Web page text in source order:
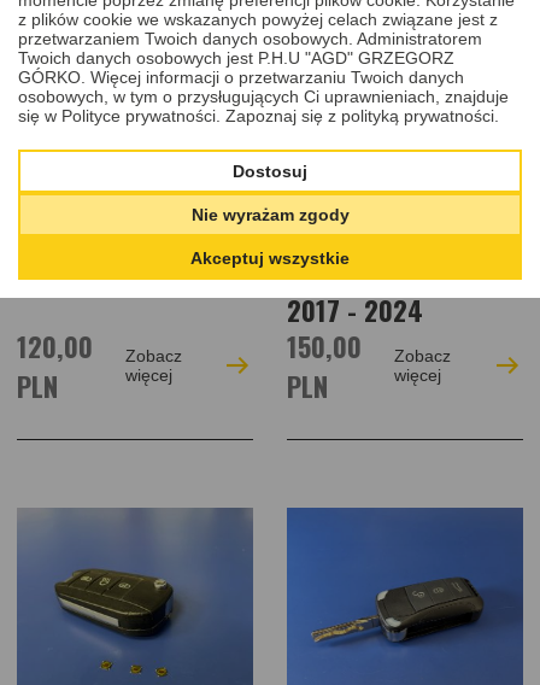
NAPRAWA
ELEKTRONIKI KLUCZA
AUT OPEL ASTRA,
VECTRA, OMEGA 1998
- 2009
120,00
PLN
Zobacz
więcej
NAPRAWA
ELEKTRONIKI KLUCZA
AUT OPEL COMBO,
CORSA, CROSLAND,
GRANDLAND, MOKKA
2017 - 2024
150,00
PLN
Zobacz
więcej
z plików cookie we wskazanych powyżej celach związane jest z
przetwarzaniem Twoich danych osobowych. Administratorem
Twoich danych osobowych jest P.H.U "AGD" GRZEGORZ
GÓRKO. Więcej informacji o przetwarzaniu Twoich danych
osobowych, w tym o przysługujących Ci uprawnieniach, znajduje
się w Polityce prywatności. Zapoznaj się z polityką prywatności.
Dostosuj
Nie wyrażam zgody
Akceptuj wszystkie